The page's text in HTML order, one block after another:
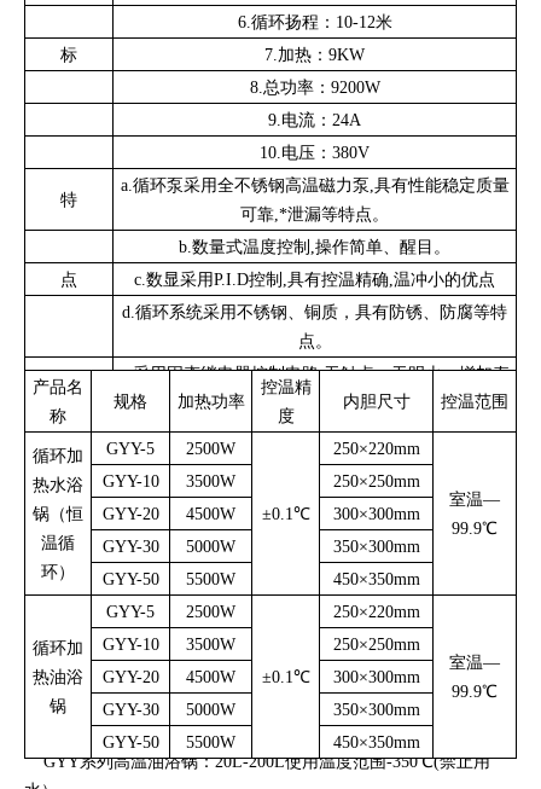
6. 循环扬程： 10-12米
标
7. 加热： 9KW
8. 总功率： 9200W
9. 电流： 24A
10. 电压： 380V
特
a.循环泵采用全不锈钢高温磁力泵,具有性能稳定质量
可靠,*泄漏等特点。
b.数量式温度控制,操作简单、醒目。
点
c.数显采用P.I.D控制,具有控温精确,温冲小的优点
d. 循环系统采用不锈钢、铜质，具有防锈、防腐等特
点。
e.采用固态继电器控制电路,无触点、无明火、增加寿
GYY系列高温恒温循环、水、油、两用锅是专门为本厂生产的
双层玻璃反应器加热而设计生产的循环、恒温加热装置，具有结构
紧凑合理、使用安全方便，温控精确、输出流量可控，节能等特
点。可方便地为双层反应釜提供循环恒温热源，也可用于其他需要
应用循环恒温加热的装置、场合。
主要技术参数：
产品名
称
规格 加热功率
控温精
度
内胆尺寸 控温范围
循环加
热水浴
锅（恒
温循
环）
GYY-5 2500W
±0.1 ℃
250×220mm
室温—
99.9℃
GYY-10 3500W
250×250mm
GYY-20
4500W
300×300mm
GYY-30
5000W
350×300mm
GYY-50
5500W 450×350mm
循环加
热油浴
锅
GYY-5 2500W
±0.1 ℃
250×220mm
室温—
99.9℃
GYY-10 3500W
250×250mm
GYY-20
4500W
300×300mm
GYY-30
5000W
350×300mm
GYY-50
5500W 450×350mm
备注：GYY系列水油两用循环油浴锅：5L-200L使用温度范围0-
200℃
GYY系列高温油浴锅：20L-200L使用温度范围-350℃(禁止用